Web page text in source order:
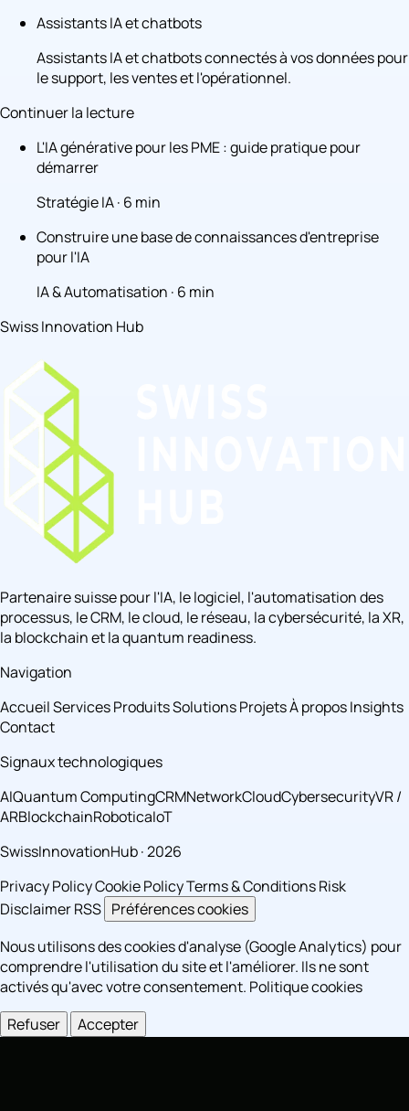
Assistants IA et chatbots
Assistants IA et chatbots connectés à vos données pour
le support, les ventes et l'opérationnel.
Continuer la lecture
L'IA générative pour les PME : guide pratique pour
démarrer
Stratégie IA · 6 min
Construire une base de connaissances d'entreprise
pour l'IA
IA & Automatisation · 6 min
Swiss Innovation Hub
Partenaire suisse pour l'IA, le logiciel, l'automatisation des
processus, le CRM, le cloud, le réseau, la cybersécurité, la XR,
la blockchain et la quantum readiness.
Navigation
AccueilServicesProduitsSolutionsProjetsÀ proposInsights
Contact
Signaux technologiques
AIQuantum ComputingCRMNetworkCloudCybersecurityVR /
ARBlockchainRoboticaIoT
SwissInnovationHub · 2026
Privacy PolicyCookie PolicyTerms & ConditionsRisk
DisclaimerRSS Préférences cookies
Nous utilisons des cookies d'analyse (Google Analytics) pour
comprendre l'utilisation du site et l'améliorer. Ils ne sont
activés qu'avec votre consentement. Politique cookies
Refuser
Accepter